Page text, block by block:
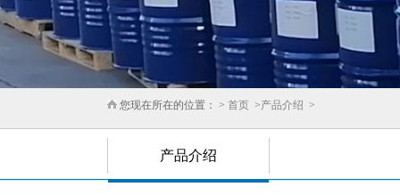
您现在所在的位置： > 首页 >产品介绍 >
产品介绍